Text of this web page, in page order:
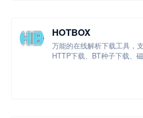
HOTBOX
万能的在线解析下载工具，
HTTP下载、BT种子下载、